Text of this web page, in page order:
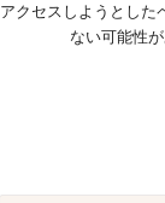
アクセスしようとした
ない可能性